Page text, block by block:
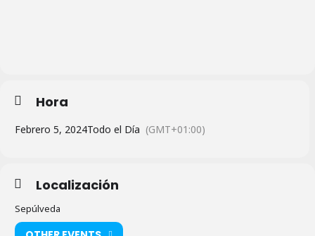
Hora
Febrero 5, 2024Todo el Día (GMT+01:00)
Localización
Sepúlveda